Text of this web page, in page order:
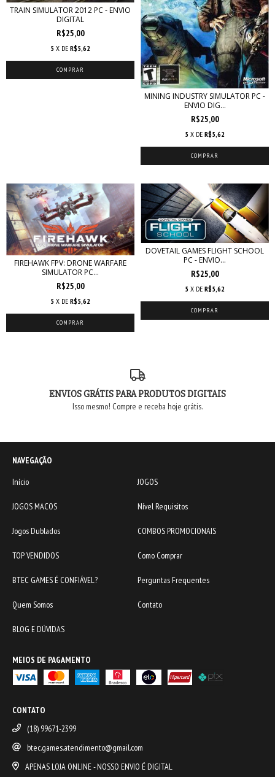
TRAIN SIMULATOR 2012 PC - ENVIO
DIGITAL
R$25,00
5 X DE R$5,62
MINING INDUSTRY SIMULATOR PC -
ENVIO DIG...
R$25,00
5 X DE R$5,62
FIREHAWK FPV: DRONE WARFARE
SIMULATOR PC...
R$25,00
5 X DE R$5,62
DOVETAIL GAMES FLIGHT SCHOOL
PC - ENVIO...
R$25,00
5 X DE R$5,62
ENVIOS GRÁTIS PARA PRODUTOS DIGITAIS
Isso mesmo! Compre e receba hoje grátis.
NAVEGAÇÃO
Início
JOGOS
JOGOS MACOS Nível Requisitos
Jogos Dublados COMBOS PROMOCIONAIS
TOP VENDIDOS Como Comprar
BTEC GAMES É CONFIÁVEL? Perguntas Frequentes
Quem Somos Contato
BLOG E DÚVIDAS
MEIOS DE PAGAMENTO
CONTATO
(18) 99671-2399
btec.games.atendimento@gmail.com
APENAS LOJA ONLINE - NOSSO ENVIO É DIGITAL